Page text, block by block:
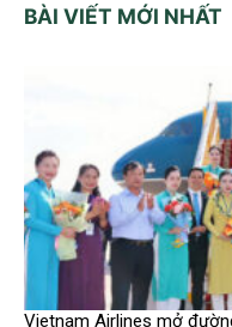
BÀI VIẾT MỚI NHẤT
Vietnam Airlines mở